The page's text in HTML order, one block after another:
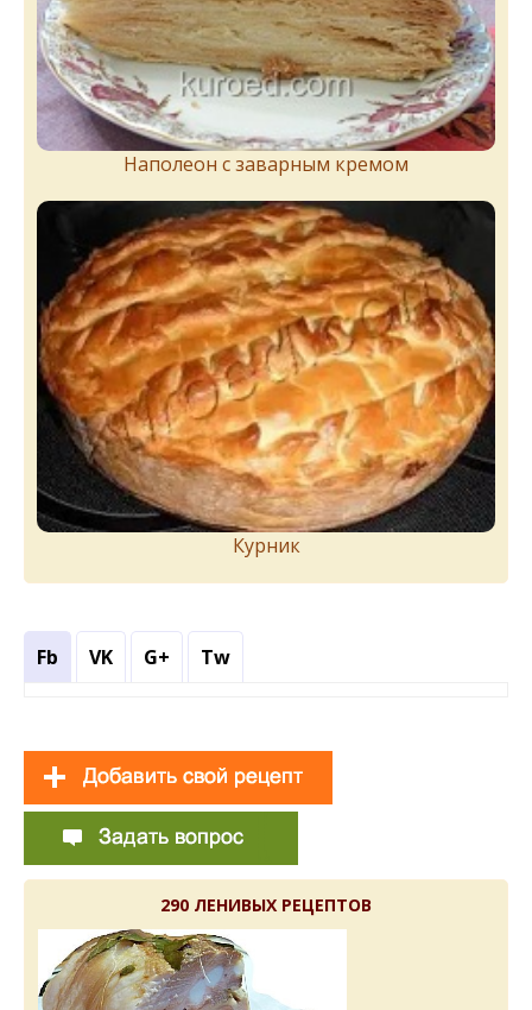
Наполеон с заварным кремом
Курник
Fb VK G+ Tw
290 ЛЕНИВЫХ РЕЦЕПТОВ